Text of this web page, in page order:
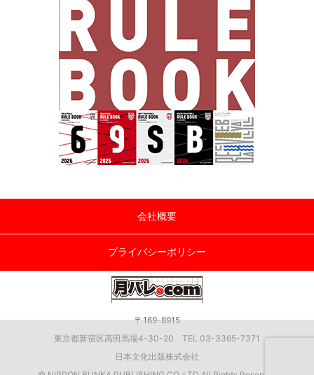
会社概要
プライバシーポリシー
〒169-8915
東京都新宿区高田馬場4-30-20 TEL 03-3365-7371
日本文化出版株式会社